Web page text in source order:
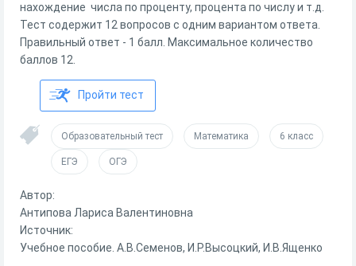
нахождение числа по проценту, процента по числу и т.д.
Тест содержит 12 вопросов с одним вариантом ответа.
Правильный ответ - 1 балл. Максимальное количество
баллов 12.
Пройти тест
Образовательный тест Математика 6 класс
ЕГЭ ОГЭ
Автор:
Антипова Лариса Валентиновна
Источник:
Учебное пособие. А.В.Семенов, И.Р.Высоцкий, И.В.Ященко